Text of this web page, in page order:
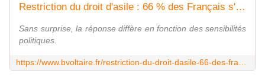
Restriction du droit d'asile : 66 % des Français s'y disent favorables - Boulevard Voltaire
Sans surprise, la réponse diffère en fonction des sensibilités
politiques.